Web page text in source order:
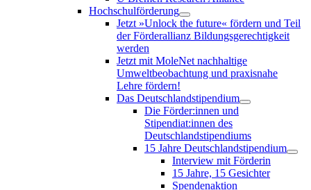
Hochschulförderung
Jetzt »Unlock the future« fördern und Teil
der Förderallianz Bildungsgerechtigkeit
werden
Jetzt mit MoleNet nachhaltige
Umweltbeobachtung und praxisnahe
Lehre fördern!
Das Deutschlandstipendium
Die Förder:innen und
Stipendiat:innen des
Deutschlandstipendiums
15 Jahre Deutschlandstipendium
Interview mit Förderin
15 Jahre, 15 Gesichter
Spendenaktion